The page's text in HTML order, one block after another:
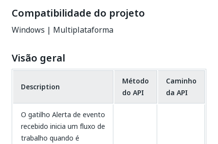
Compatibilidade do projeto
Windows | Multiplataforma
Visão geral
Description
Método
do API
Caminho
da API
O gatilho Alerta de evento
recebido inicia um fluxo de
trabalho quando é